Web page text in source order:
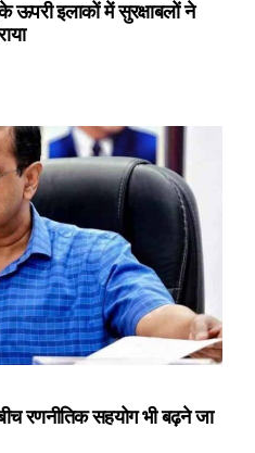
ऊपरी इलाकों में सुरक्षाबलों ने
रणनीतिक सहयोग भी बढ़ने जा